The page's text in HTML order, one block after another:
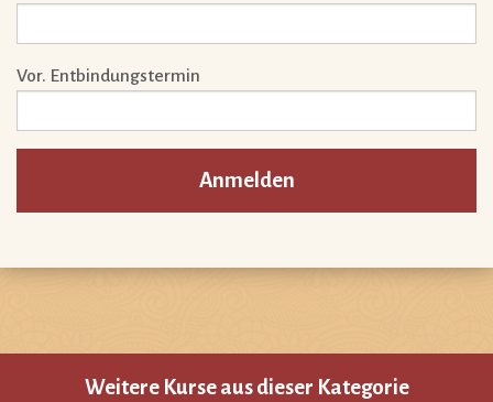
Vor. Entbindungstermin
Anmelden
Weitere Kurse aus dieser Kategorie